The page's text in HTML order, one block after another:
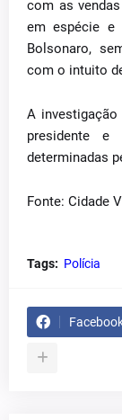
com as
em espécie e
Bolsonaro,
com o intuito
A
presidente e
determinadas
Fonte: Cidade
Tags: Polícia